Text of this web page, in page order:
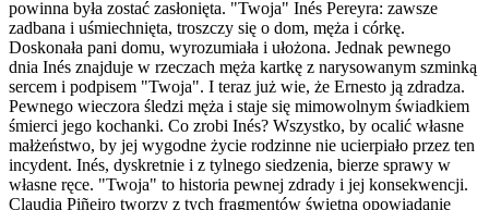
powinna była zostać zasłonięta. "Twoja" Inés Pereyra: zawsze
zadbana i uśmiechnięta, troszczy się o dom, męża i córkę.
Doskonała pani domu, wyrozumiała i ułożona. Jednak pewnego
dnia Inés znajduje w rzeczach męża kartkę z narysowanym szminką
sercem i podpisem "Twoja". I teraz już wie, że Ernesto ją zdradza.
Pewnego wieczora śledzi męża i staje się mimowolnym świadkiem
śmierci jego kochanki. Co zrobi Inés? Wszystko, by ocalić własne
małżeństwo, by jej wygodne życie rodzinne nie ucierpiało przez ten
incydent. Inés, dyskretnie i z tylnego siedzenia, bierze sprawy w
własne ręce. "Twoja" to historia pewnej zdrady i jej konsekwencji.
Claudia Piñeiro tworzy z tych fragmentów świetną opowiadanie